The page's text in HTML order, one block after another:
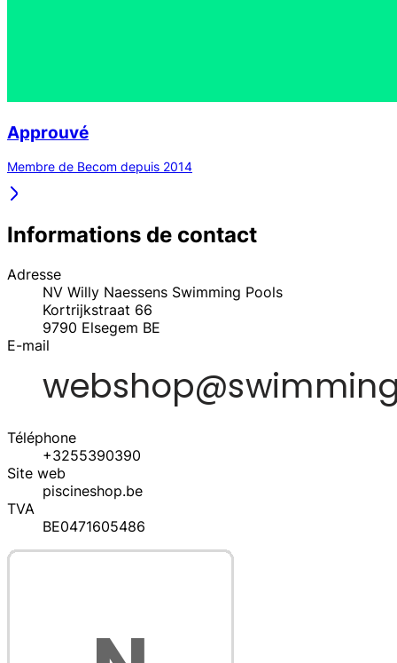
Approuvé
Membre de Becom depuis 2014
Informations de contact
Adresse
NV Willy Naessens Swimming Pools
Kortrijkstraat 66
9790 Elsegem BE
E-mail
Téléphone
+3255390390
Site web
piscineshop.be
TVA
BE0471605486